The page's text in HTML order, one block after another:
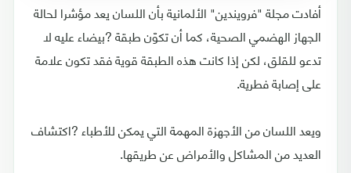
أفادت مجلة "فرويندين" الألمانية بأن اللسان يعد مؤشرا لحالة
الجهاز الهضمي الصحية، كما أن تكوّن طبقة ?بيضاء عليه لا
تدعو للقلق، لكن إذا كانت هذه الطبقة قوية فقد تكون علامة
على إصابة فطرية.
ويعد اللسان من الأجهزة المهمة التي يمكن للأطباء ?اكتشاف
العديد من المشاكل والأمراض عن طريقها.